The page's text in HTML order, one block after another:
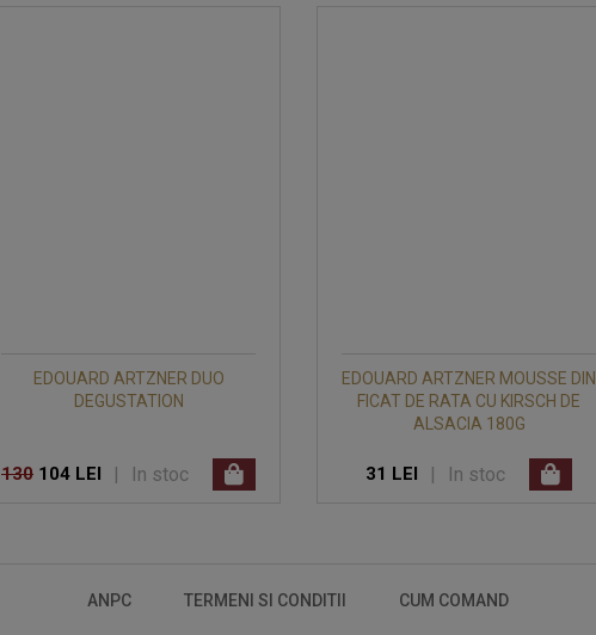
EDOUARD ARTZNER DUO
DEGUSTATION
130 104 LEI | In stoc
EDOUARD ARTZNER MOUSSE DIN
FICAT DE RATA CU KIRSCH DE
ALSACIA 180G
31 LEI | In stoc
ANPC TERMENI SI CONDITII CUM COMAND